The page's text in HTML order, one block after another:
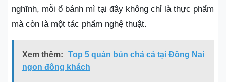
nghĩnh, mỗi ổ bánh mì tại đây không chỉ là thực phẩm
mà còn là một tác phẩm nghệ thuật.
Xem thêm:
Top 5 quán bún chả cá tại Đồng Nai
ngon đông khách